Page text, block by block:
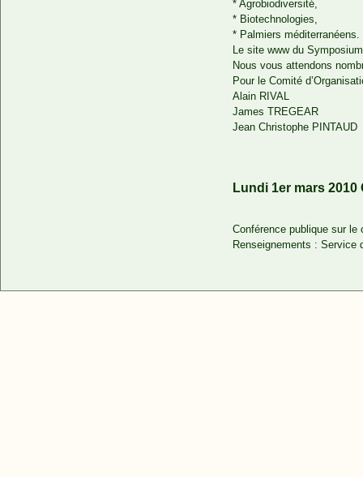
* Agrobiodiversité,
* Biotechnologies,
* Palmiers méditerranéens.
Le site www du
Nous vous attendons
Pour le Comité
Alain RIVAL
James TREGEAR
Jean Christophe PINTAUD
Lundi 1er mars 2010
Conférence publique sur le
Renseignements : Service